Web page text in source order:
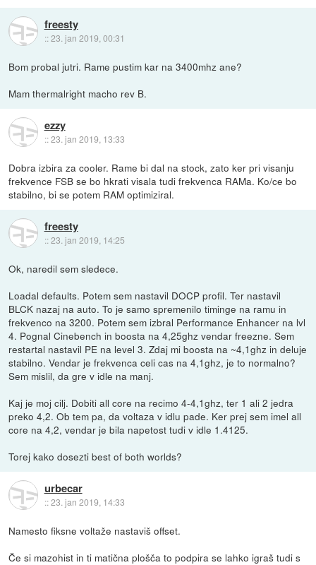
freesty
::23. jan 2019, 00:31
Bom probal jutri. Rame pustim kar na 3400mhz ane?
Mam thermalright macho rev B.
ezzy
::23. jan 2019, 13:33
Dobra izbira za cooler. Rame bi dal na stock, zato ker pri visanju
frekvence FSB se bo hkrati visala tudi frekvenca RAMa. Ko/ce bo
stabilno, bi se potem RAM optimiziral.
freesty
::23. jan 2019, 14:25
Ok, naredil sem sledece.
Loadal defaults. Potem sem nastavil DOCP profil. Ter nastavil
BLCK nazaj na auto. To je samo spremenilo timinge na ramu in
frekvenco na 3200. Potem sem izbral Performance Enhancer na lvl
4. Pognal Cinebench in boosta na 4,25ghz vendar freezne. Sem
restartal nastavil PE na level 3. Zdaj mi boosta na ~4,1ghz in deluje
stabilno. Vendar je frekvenca celi cas na 4,1ghz, je to normalno?
Sem mislil, da gre v idle na manj.
Kaj je moj cilj. Dobiti all core na recimo 4-4,1ghz, ter 1 ali 2 jedra
preko 4,2. Ob tem pa, da voltaza v idlu pade. Ker prej sem imel all
core na 4,2, vendar je bila napetost tudi v idle 1.4125.
Torej kako dosezti best of both worlds?
urbecar
::23. jan 2019, 14:33
Namesto fiksne voltaže nastaviš offset.
Če si mazohist in ti matična plošča to podpira se lahko igraš tudi s